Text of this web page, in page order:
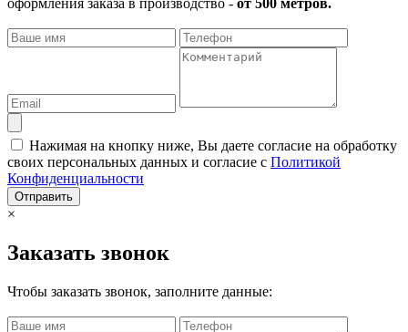
Нажимая на кнопку ниже, Вы даете согласие на обработку
своих персональных данных и согласие с Политикой
Конфиденциальности
Отправить
×
Заказать звонок
Чтобы заказать звонок, заполните данные: